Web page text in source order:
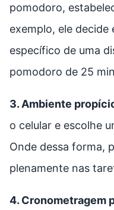
pomodoro,
exemplo, ele decide
específico de uma
pomodoro de 25
3. Ambiente
o celular e escolhe
Onde dessa forma,
plenamente nas
4. Cronometragem